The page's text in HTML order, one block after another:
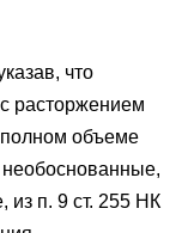
что
расторжением
полном объеме
из п. 9 ст. 255 НК